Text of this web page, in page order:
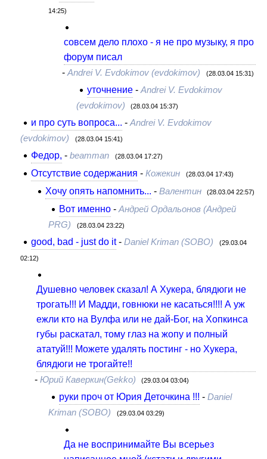
14:25)
совсем дело плохо - я не про музыку, я про
форум писал
-Andrei V. Evdokimov (evdokimov) (28.03.04 15:31)
уточнение- Andrei V. Evdokimov
(evdokimov)
(28.03.04 15:37)
и про суть вопроса... -Andrei V. Evdokimov
(evdokimov)
(28.03.04 15:41)
Федор, -beamman (28.03.04 17:27)
Отсутствие содержания -Кожекин (28.03.04 17:43)
Хочу опять напомнить... - Валентин (28.03.04 22:57)
Вот именно- Андрей Ордальонов (Андрей
PRG)
(28.03.04 23:22)
good, bad - just do it-Daniel Kriman (SOBO) (29.03.04
02:12)
Душевно человек сказал! А Хукера, блядюги не
трогать!!! И Мадди, говнюки не касаться!!!! А уж
ежли кто на Вулфа или не дай-Бог, на Хопкинса
губы раскатал, тому глаз на жопу и полный
ататуй!!! Можете удалять постинг - но Хукера,
блядюги не трогайте!!
- Юрий Каверкин(Gekko) (29.03.04 03:04)
руки проч от Юрия Деточкина !!! - Daniel
Kriman (SOBO)
(29.03.04 03:29)
Да не воспринимайте Вы всерьез